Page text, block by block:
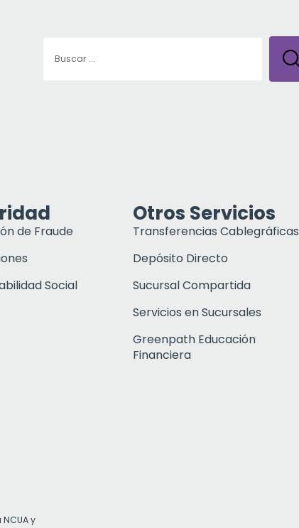
de Fraude
Social
Otros Servicios
Transferencias Cablegráficas
Depósito Directo
Sucursal Compartida
Servicios en Sucursales
Greenpath Educación
Financiera
y